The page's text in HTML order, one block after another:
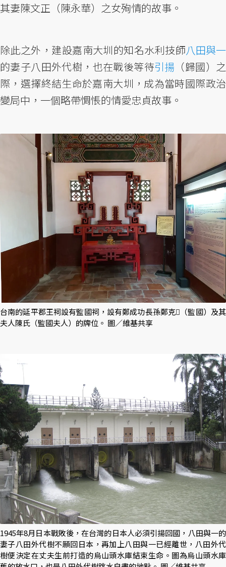
其妻陳文正（陳永華）之女殉情的故事。
除此之外，建設嘉南大圳的知名水利技師八田與一
的妻子八田外代樹，也在戰後等待引揚 （歸國）之
際，選擇終結生命於嘉南大圳，成為當時國際政治
變局中，一個略帶惆悵的情愛忠貞故事。
台南的延平郡王祠設有監國祠，設有鄭成功長孫鄭克𡒉（監國）及其
夫人陳氏（監國夫人）的牌位。 圖／維基共享
1945年8月日本戰敗後，在台灣的日本人必須引揚回國，八田與一的
妻子八田外代樹不願回日本，再加上八田與一已經離世，八田外代
樹便決定在丈夫生前打造的烏山頭水庫結束生命。圖為烏山頭水庫